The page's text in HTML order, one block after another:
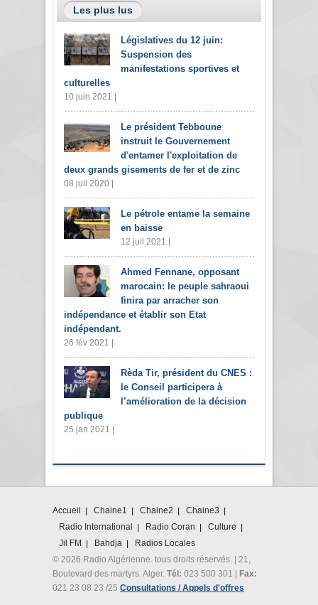
Les plus lus
Législatives du 12 juin:
Suspension des
manifestations sportives et
culturelles
10 juin 2021 |
Le président Tebboune
instruit le Gouvernement
d'entamer l'exploitation de
deux grands gisements de fer et de zinc
08 juil 2020 |
Le pétrole entame la semaine
en baisse
12 juil 2021 |
Ahmed Fennane, opposant
marocain: le peuple sahraoui
finira par arracher son
indépendance et établir son Etat
indépendant.
26 fév 2021 |
Rèda Tir, président du CNES :
le Conseil participera à
l’amélioration de la décision
publique
25 jan 2021 |
Accueil Chaine1 Chaine2
Chaine3
Radio International
Radio Coran
Culture
Jil FM
Bahdja
Radios Locales
© 2026 Radio Algérienne. tous droits réservés. | 21,
Boulevard des martyrs. Alger. Tél: 023 500 301 | Fax:
021 23 08 23 /25 Consultations / Appels d'offres